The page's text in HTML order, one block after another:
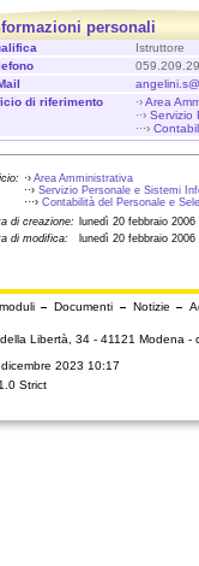
personali
Istruttore
di riferimento
·›Area
··› Servizio
···›
·› Area Amministrativa
··› Servizio Personale e Sistemi
···› Contabilità del Personale e
di creazione:
lunedì 20 febbraio 2006
di modifica:
lunedì 20 febbraio 2006
Documenti Notizie
Libertà, 34 - 41121 Modena -
2023 10:17